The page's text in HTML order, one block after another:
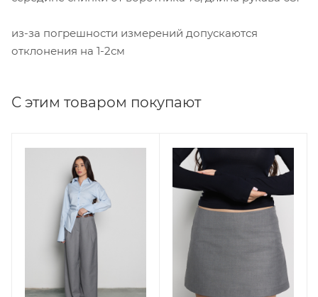
из-за погрешности измерений допускаются
отклонения на 1-2см
С этим товаром покупают